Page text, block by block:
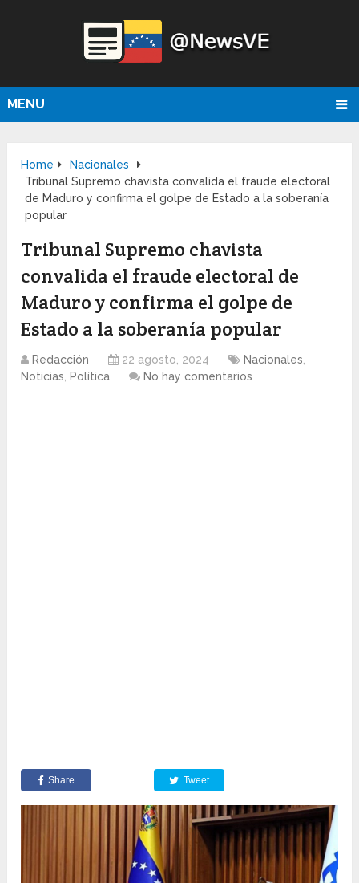
MENU
Home
Nacionales
Tribunal Supremo chavista convalida el fraude electoral
de Maduro y confirma el golpe de Estado a la soberanía
popular
Tribunal Supremo chavista
convalida el fraude electoral de
Maduro y confirma el golpe de
Estado a la soberanía popular
Redacción 22 agosto, 2024 Nacionales
Noticias
Política No hay comentarios
Share Tweet